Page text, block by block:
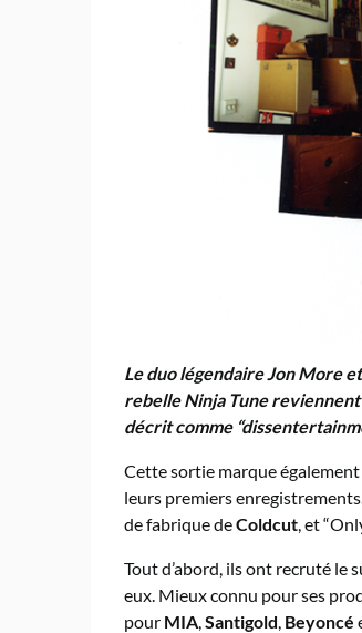
Le duo légendaire Jon More
rebelle Ninja Tune reviennent
décrit comme
Cette sortie marque
leurs premiers
de fabrique deColdcut, et
Tout d’abord, ils ont recruté le
eux. Mieux connu pour ses
pour MIA,Santigold, Beyoncé